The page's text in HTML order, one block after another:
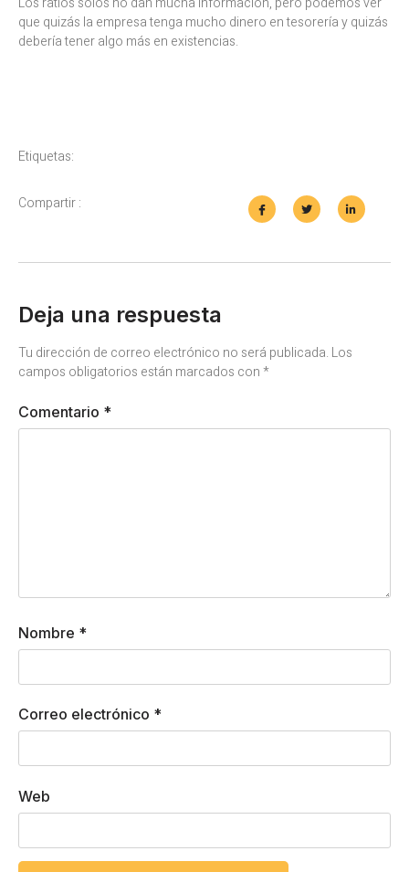
que quizás la empresa tenga mucho dinero en tesorería y quizás
debería tener algo más en existencias.
Etiquetas:
Compartir :
Deja una respuesta
Tu dirección de correo electrónico no será publicada. Los
campos obligatorios están marcados con*
Comentario *
Nombre *
Correo electrónico *
Web